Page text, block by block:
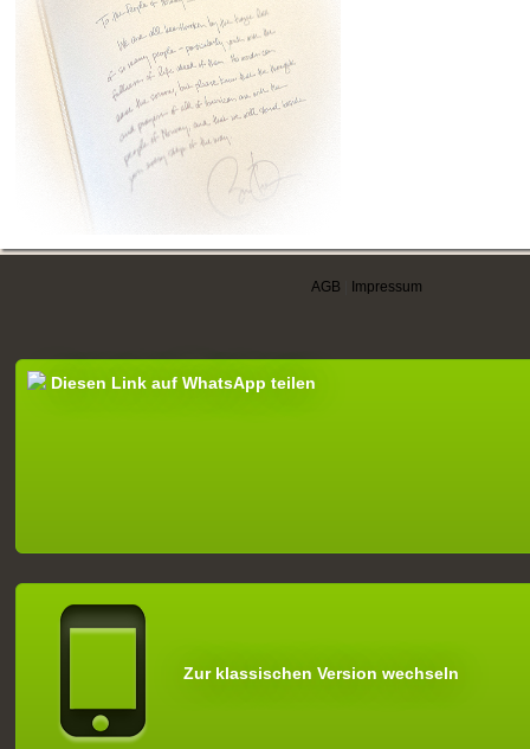
AGB Impressum
Diesen Link auf WhatsApp teilen
Zur klassischen Version wechseln